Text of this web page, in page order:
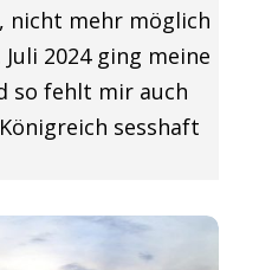
nicht mehr möglich
2024 ging meine
so fehlt mir auch
sesshaft